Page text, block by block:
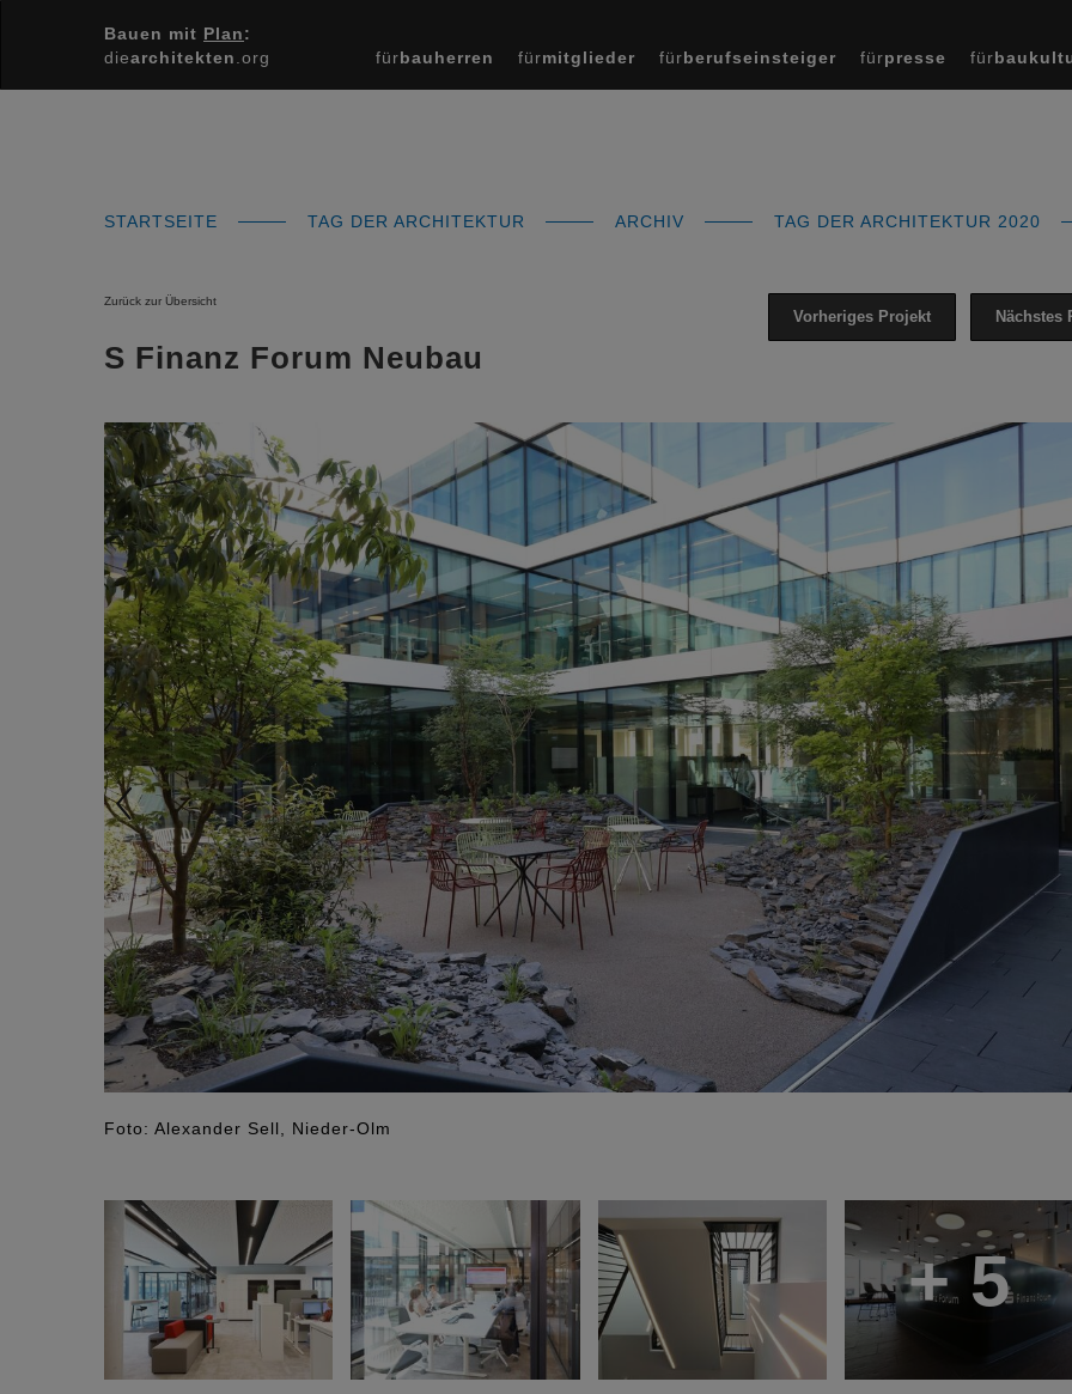
Bauen mit Plan:
diearchitekten .org fürbauherren fürmitglieder fürberufseinsteiger fürpresse für
STARTSEITE TAG DER ARCHITEKTUR ARCHIV TAG DER ARCHITEKTUR 2020
Zurück zur Übersicht
Nächstes
Vorheriges Projekt
S Finanz Forum Neubau
Foto: Alexander Sell, Nieder-Olm
Previous
+ 5